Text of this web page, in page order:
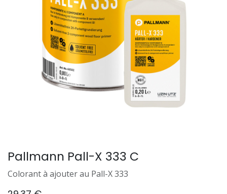
Pallmann Pall-X 333 C
Colorant à ajouter au Pall-X 333